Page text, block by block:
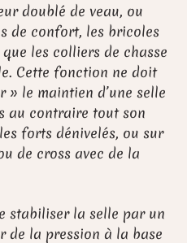
doublé de veau, ou
de confort, les bricoles
les colliers de chasse
Cette fonction ne doit
le maintien d’une selle
au contraire tout son
forts dénivelés, ou sur
de cross avec de la
stabiliser la selle par un
de la pression à la base